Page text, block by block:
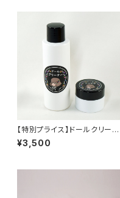
【特別プライス】ドールクリーナ
ー＆ドールシミケア 2点セッ
ト Special Price｜Doll Cle
¥3,500